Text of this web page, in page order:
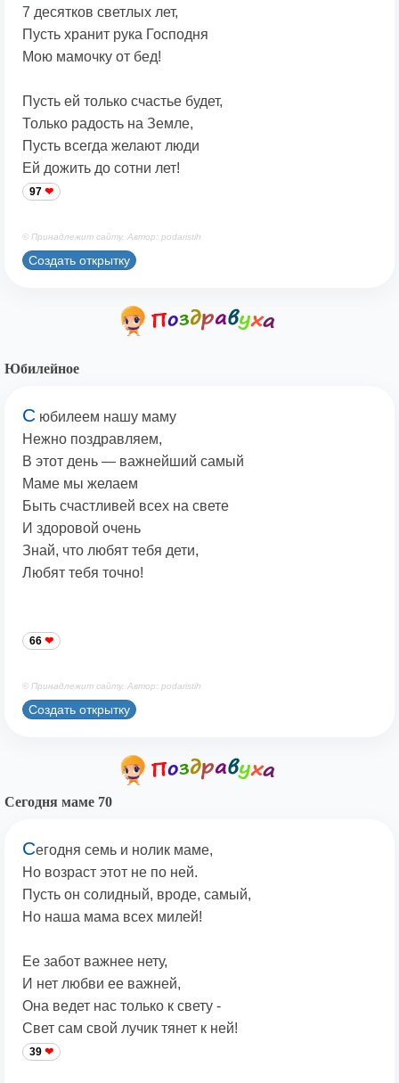
7 десятков светлых лет,
Пусть хранит рука Господня
Мою мамочку от бед!
Пусть ей только счастье будет,
Только радость на Земле,
Пусть всегда желают люди
Ей дожить до сотни лет!
97
© Принадлежит сайту. Автор: podaristih
Создать открытку
Юбилейное
С юбилеем нашу маму
Нежно поздравляем,
В этот день — важнейший самый
Маме мы желаем
Быть счастливей всех на свете
И здоровой очень
Знай, что любят тебя дети,
Любят тебя точно!
66
© Принадлежит сайту. Автор: podaristih
Создать открытку
Сегодня маме 70
Сегодня семь и нолик маме,
Но возраст этот не по ней.
Пусть он солидный, вроде, самый,
Но наша мама всех милей!
Ее забот важнее нету,
И нет любви ее важней,
Она ведет нас только к свету -
Свет сам свой лучик тянет к ней!
39